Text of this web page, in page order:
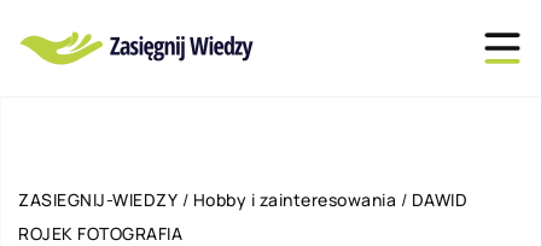
ZASIEGNIJ-WIEDZY / Hobby i zainteresowania / DAWID
ROJEK FOTOGRAFIA